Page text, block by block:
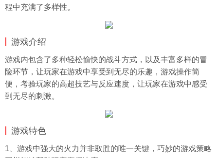
程中充满了多样性。
游戏介绍
游戏内包含了多种轻松愉快的战斗方式，以及丰富多样的冒
险环节，让玩家在游戏中享受到无尽的乐趣，游戏操作简
便，考验玩家的高超技艺与反应速度，让玩家在游戏中感受
到无尽的刺激。
游戏特色
1、游戏中强大的火力并非取胜的唯一关键，巧妙的游戏策略